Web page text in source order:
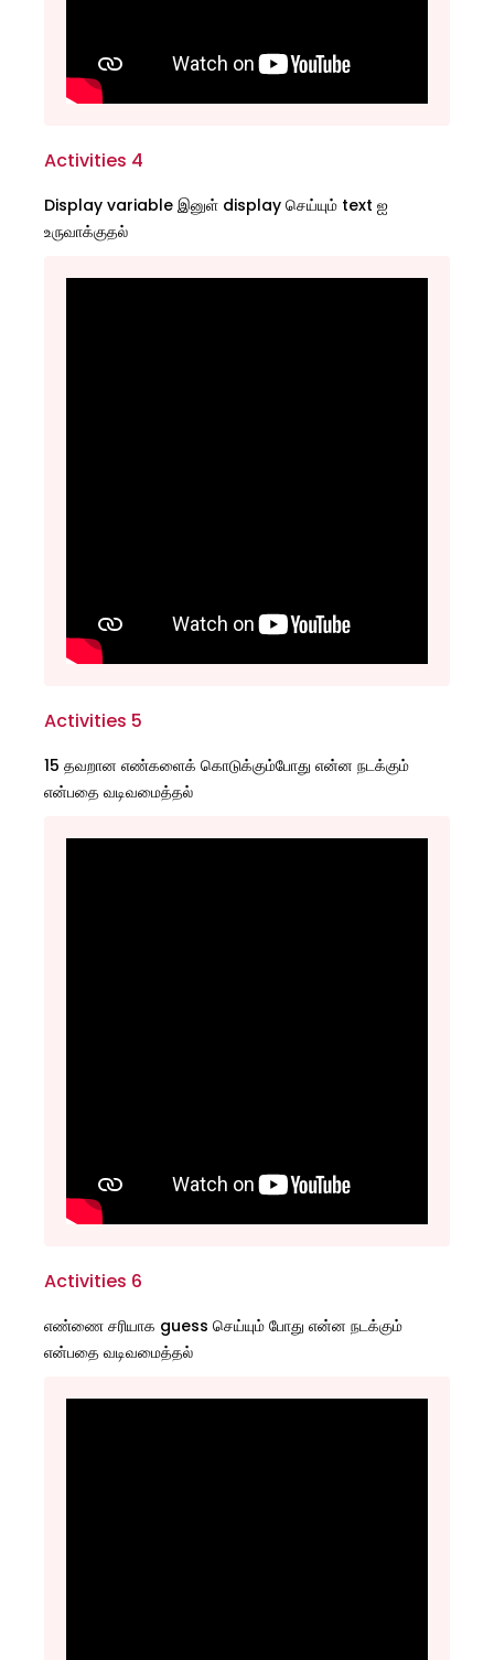
Activities 4
Display variable இனுள் display செய்யும் text ஐ
உருவாக்குதல்
Activities 5
15 தவறான எண்களைக் கொடுக்கும்போது என்ன நடக்கும்
என்பதை வடிவமைத்தல்
Activities 6
எண்ணை சரியாக guess செய்யும் போது என்ன நடக்கும்
என்பதை வடிவமைத்தல்